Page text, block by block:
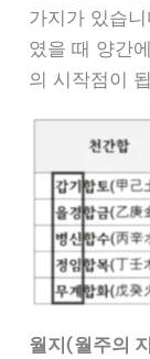
가지가 있습
였을 때 양간
의 시작점이
월지(월주의